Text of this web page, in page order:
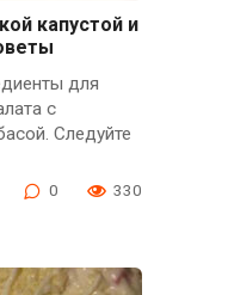
капустой и
для
с
Следуйте
0 330